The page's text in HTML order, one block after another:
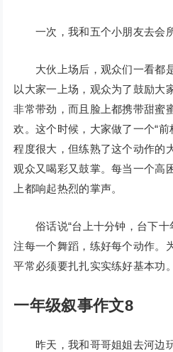
一次，我和五个小朋友去会所
大伙上场后，观众们一看都
以大家一上场，观众为了鼓励大
非常带劲，而且脸上都携带甜蜜
欢。这个时候，大家做了一个“前
程度很大，但练熟了这个动作的
观众又喝彩又鼓掌。每当一个高
上都响起热烈的掌声。
俗话说“台上十分钟，台下十
注每一个舞蹈，练好每个动作。
平常必须要扎扎实实练好基本功。
一年级叙事作文8
昨天，我和哥哥姐姐去河边